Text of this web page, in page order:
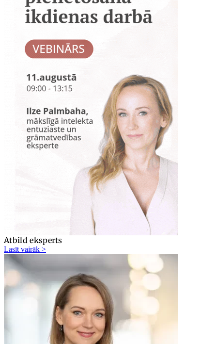
Atbild eksperts
Lasīt vairāk >